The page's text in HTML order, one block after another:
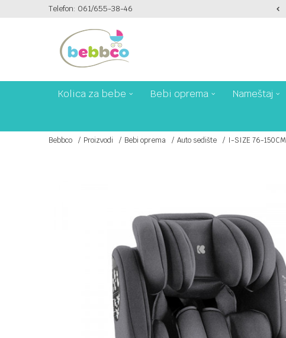
Telefon: 061/655-38-46PLAĆANJE PLATNIM KARTICAMA NA 6 RATA!
Kolica za bebe Bebi oprema Nameštaj
Bebbco Proizvodi Bebi oprema Auto sedište I-SIZE 76-150CM